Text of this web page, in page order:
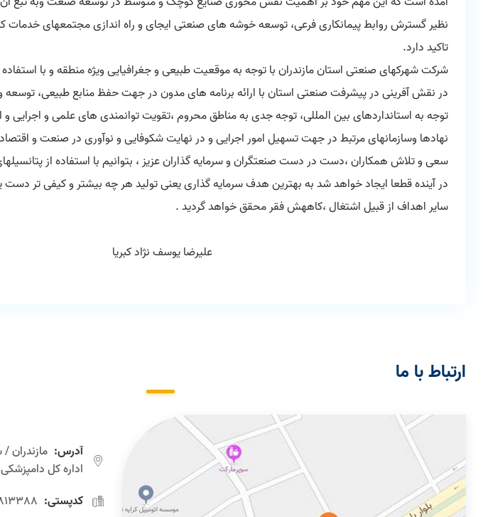
نظیر گسترش روابط پیمانکاری فرعی، توسعه خوشه های صنعتی ایجای و راه اندازی مجتمعهای خدمات
تاکید دارد.
شرکت شهرکهای صنعتی استان مازندران با توجه به موقعیت طبیعی و جغرافیایی ویژه منطقه و با
در نقش آفرینی در پیشرفت صنعتی استان با ارائه برنامه های مدون در جهت حفظ منابع طبیعی، توسعه
توجه به استانداردهای بین المللی، توجه جدی به مناطق محروم ،تقویت توانمندی های علمی و اجرایی و
نهادها وسازمانهای مرتبط در جهت تسهیل امور اجرایی و در نهایت شکوفایی و نوآوری در صنعت و
سعی و تلاش همکاران ،دست در دست صنعتگران و سرمایه گذاران عزیز ، بتوانیم با استفاده از
در آینده قطعا ایجاد خواهد شد به بهترین هدف سرمایه گذاری یعنی تولید هر چه بیشتر و کیفی تر دست
سایر اهداف از قبیل اشتغال ،کاههش فقر محقق خواهد گردید .
علیرضا یوسف نژاد کبریا
ارتباط با ما
آدرس: مازندران
اداره كل دامپزشكی
کدپستی: